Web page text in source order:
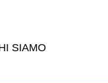
SIAMO